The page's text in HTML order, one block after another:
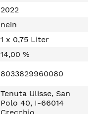
2022
nein
1 x 0,75 Liter
14,00 %
8033829960080
Tenuta Ulisse, San
Polo 40, I-66014